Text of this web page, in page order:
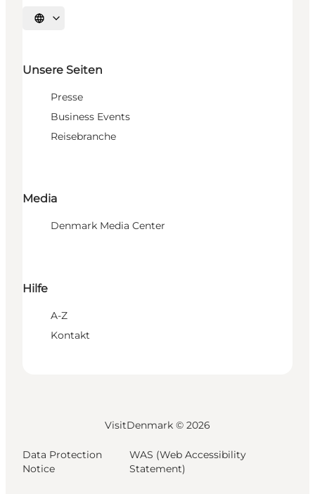
Sprache auswählen
Unsere Seiten
Presse
Business Events
Reisebranche
Media
Denmark Media Center
Hilfe
A-Z
Kontakt
VisitDenmark © 2026
Data Protection
Notice
WAS (Web Accessibility
Statement)